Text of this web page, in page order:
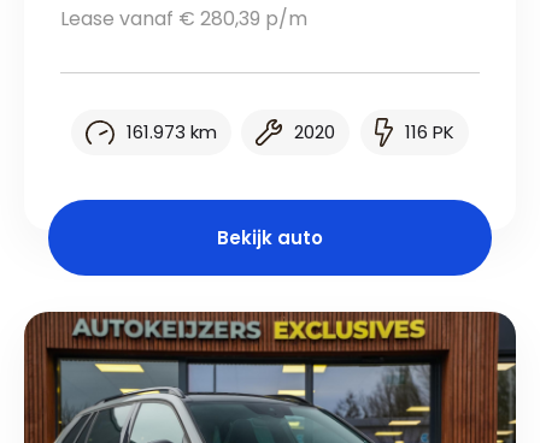
Lease vanaf € 280,39 p/m
161.973 km 2020 116 PK
Bekijk auto